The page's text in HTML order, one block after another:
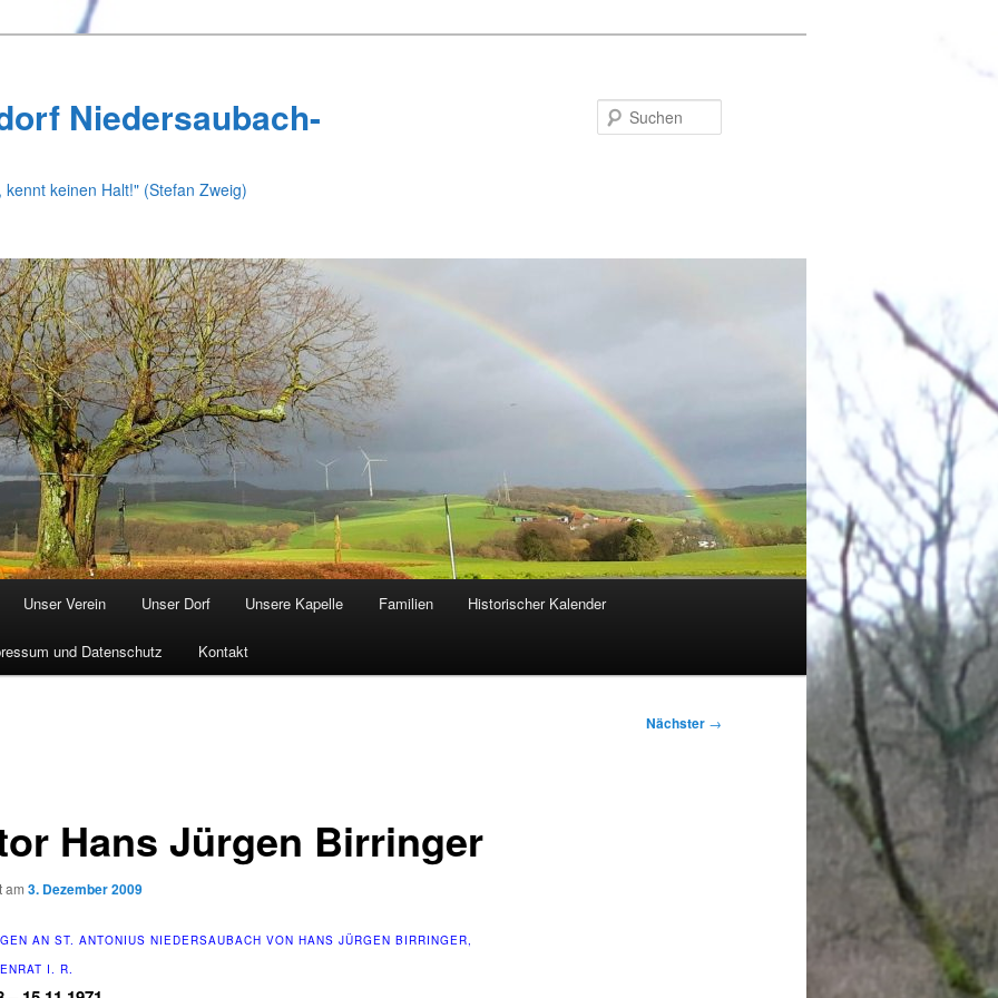
Niedersaubach-
keinen Halt!" (Stefan Zweig)
Unser Verein Unser Dorf Unsere Kapelle Familien Historischer Kalender
und Datenschutz Kontakt
Nächster →
Hans Jürgen Birringer
am 3. Dezember 2009
AN ST. ANTONIUS NIEDERSAUBACH VON HANS JÜRGEN BIRRINGER,
I. R.